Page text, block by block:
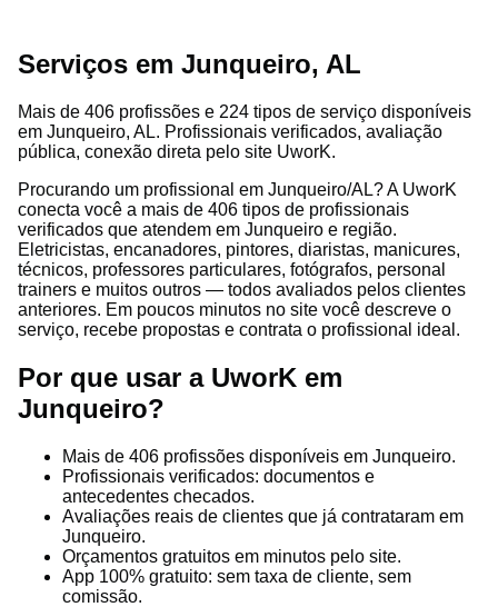
Serviços em Junqueiro, AL
Mais de 406 profissões e 224 tipos de serviço disponíveis
em Junqueiro, AL. Profissionais verificados, avaliação
pública, conexão direta pelo site UworK.
Procurando um profissional em Junqueiro/AL? A UworK
conecta você a mais de 406 tipos de profissionais
verificados que atendem em Junqueiro e região.
Eletricistas, encanadores, pintores, diaristas, manicures,
técnicos, professores particulares, fotógrafos, personal
trainers e muitos outros — todos avaliados pelos clientes
anteriores. Em poucos minutos no site você descreve o
serviço, recebe propostas e contrata o profissional ideal.
Por que usar a UworK em
Junqueiro?
Mais de 406 profissões disponíveis em Junqueiro.
Profissionais verificados: documentos e
antecedentes checados.
Avaliações reais de clientes que já contrataram em
Junqueiro.
Orçamentos gratuitos em minutos pelo site.
App 100% gratuito: sem taxa de cliente, sem
comissão.